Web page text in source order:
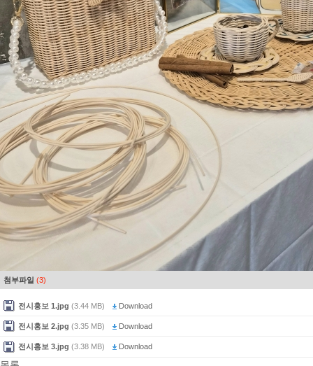
첨부파일 (3)
전시홍보 1.jpg (3.44 MB) Download
전시홍보 2.jpg (3.35 MB) Download
전시홍보 3.jpg (3.38 MB) Download